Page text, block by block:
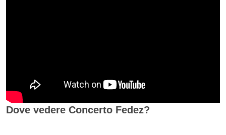
Dove vedere Concerto Fedez?